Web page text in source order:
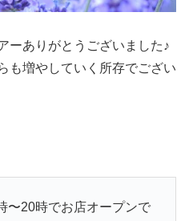
ーありがとうございました♪
も増やしていく所存でござい
〜20時でお店オープンで